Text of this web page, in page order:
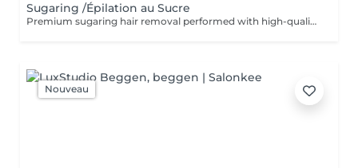
Sugaring /Épilation au Sucre
Premium sugaring hair removal performed with high-quality professional products. The treatment is designed to be gentle on the skin while effectively removing unwanted hair. Skin cleansing is performed before the procedure, followed by soothing and regenerative aftercare products to help reduce irritation and leave the skin smooth and comfortable. Épilation au sucre réalisée avec des produits professionnels haut de gamme. Le soin est conçu pour respecter la peau tout en éliminant efficacement les poils indésirables. La peau est nettoyée avant la procédure, puis des soins apaisants et régénérants sont appliqués afin de réduire les irritations et de laisser la peau douce et confortable.
Nouveau